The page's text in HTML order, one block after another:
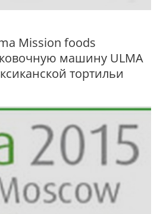
Mission foods
машину ULMA
тортильи